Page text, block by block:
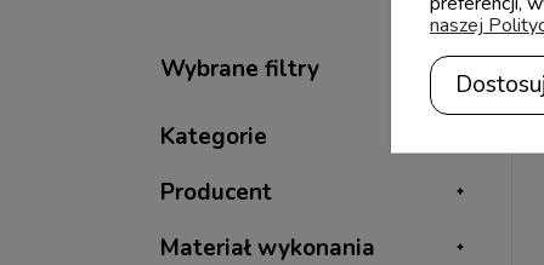
Kategorie
Producent
Materiał wykonania
naszej